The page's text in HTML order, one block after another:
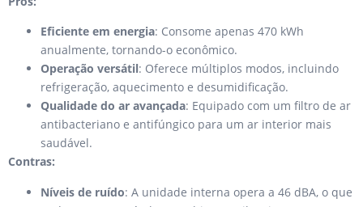
Eficiente em energia: Consome apenas 470 kWh
anualmente, tornando-o econômico.
Operação versátil: Oferece múltiplos modos, incluindo
refrigeração, aquecimento e desumidificação.
Qualidade do ar avançada: Equipado com um filtro de ar
antibacteriano e antifúngico para um ar interior mais
saudável.
Contras:
Níveis de ruído: A unidade interna opera a 46 dBA, o que